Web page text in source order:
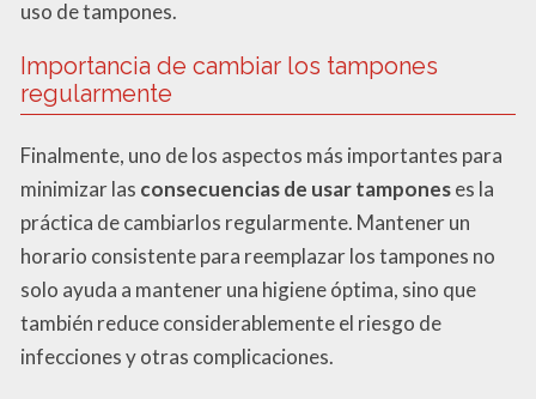
uso de tampones.
Importancia de cambiar los tampones
regularmente
Finalmente, uno de los aspectos más importantes para
minimizar las consecuencias de usar tamponeses la
práctica de cambiarlos regularmente. Mantener un
horario consistente para reemplazar los tampones no
solo ayuda a mantener una higiene óptima, sino que
también reduce considerablemente el riesgo de
infecciones y otras complicaciones.